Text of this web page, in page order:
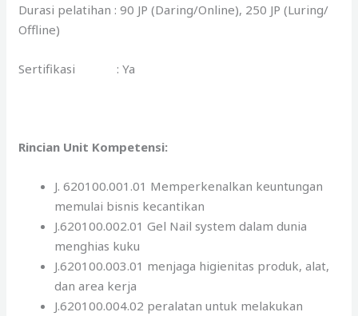
Durasi pelatihan : 90 JP (Daring/Online), 250 JP (Luring/
Offline)
Sertifikasi : Ya
Rincian Unit Kompetensi:
J. 620100.001.01 Memperkenalkan keuntungan
memulai bisnis kecantikan
J.620100.002.01 Gel Nail system dalam dunia
menghias kuku
J.620100.003.01 menjaga higienitas produk, alat,
dan area kerja
J.620100.004.02 peralatan untuk melakukan